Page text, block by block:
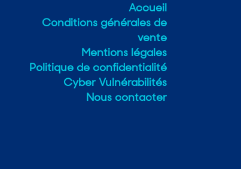
Accueil
Conditions générales de
vente
Mentions légales
Politique de confidentialité
Cyber Vulnérabilités
Nous contacter